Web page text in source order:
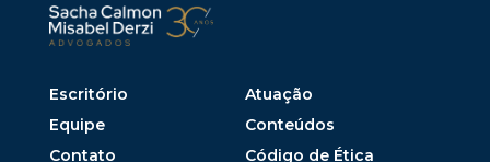
Escritório
Atuação
Equipe
Conteúdos
Contato
Código de Ética